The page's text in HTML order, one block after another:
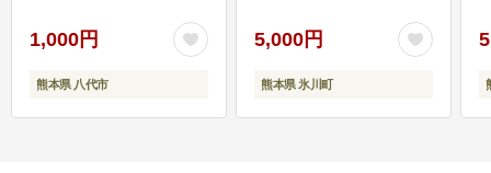
1,000円
熊本県 八代市
5,000円
熊本県 氷川町